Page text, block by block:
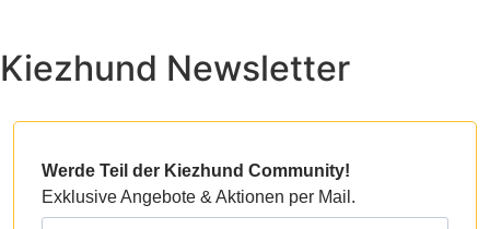
Kiezhund Newsletter
Werde Teil der Kiezhund Community!
Exklusive Angebote & Aktionen per Mail.